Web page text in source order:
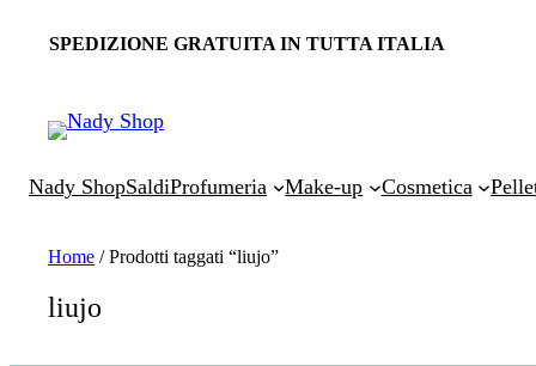
SPEDIZIONE GRATUITA IN TUTTA ITALIA
Nady ShopSaldiProfumeria Make-up Cosmetica
Home / Prodotti taggati “liujo”
liujo